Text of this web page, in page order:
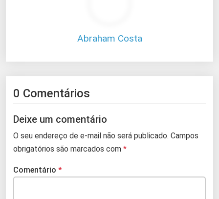
Abraham Costa
0 Comentários
Deixe um comentário
O seu endereço de e-mail não será publicado. Campos
obrigatórios são marcados com *
Comentário *